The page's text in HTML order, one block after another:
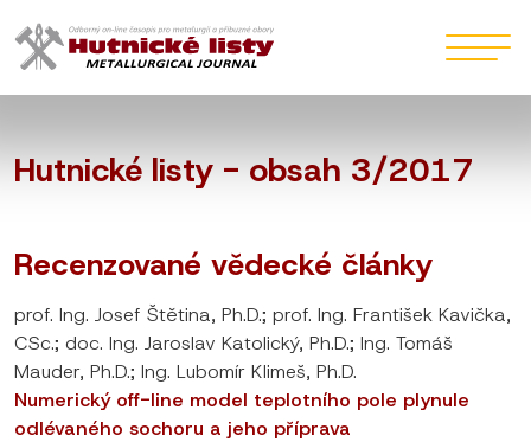
Hutnické listy - obsah 3/2017
Recenzované vědecké články
prof. Ing. Josef Štětina, Ph.D.; prof. Ing. František Kavička,
CSc.; doc. Ing. Jaroslav Katolický, Ph.D.; Ing. Tomáš
Mauder, Ph.D.; Ing. Lubomír Klimeš, Ph.D.
Numerický off-line model teplotního pole plynule
odlévaného sochoru a jeho příprava